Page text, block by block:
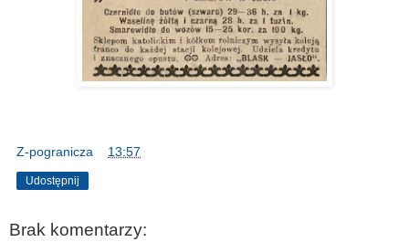
Z-pogranicza 13:57
Udostępnij
Brak komentarzy: